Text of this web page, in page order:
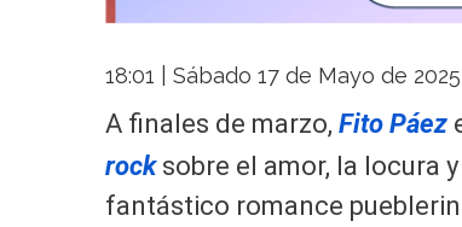
18:01 | Sábado 17 de Mayo de
A finales de marzo, Fito Páez
rock sobre el amor, la locura
fantástico romance